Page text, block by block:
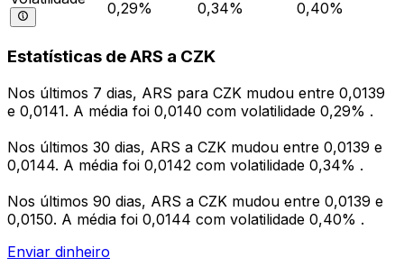
0,29% 0,34% 0,40%
Estatísticas de ARS a CZK
Nos últimos 7 dias, ARS para CZK mudou entre 0,0139
e 0,0141. A média foi 0,0140 com volatilidade 0,29% .
Nos últimos 30 dias, ARS a CZK mudou entre 0,0139 e
0,0144. A média foi 0,0142 com volatilidade 0,34% .
Nos últimos 90 dias, ARS a CZK mudou entre 0,0139 e
0,0150. A média foi 0,0144 com volatilidade 0,40% .
Enviar dinheiro